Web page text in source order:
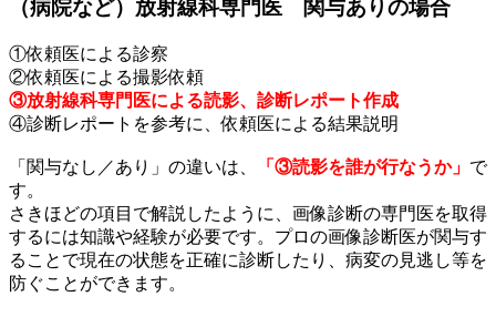
（病院など）放射線科専門医 関与ありの場合
①依頼医による診察
②依頼医による撮影依頼
③放射線科専門医による読影、診断レポート作成
④診断レポートを参考に、依頼医による結果説明
「関与なし／あり」の違いは、 「③読影を誰が行なうか」 で
す。
さきほどの項目で解説したように、画像診断の専門医を取得
するには知識や経験が必要です。プロの画像診断医が関与す
ることで現在の状態を正確に診断したり、病変の見逃し等を
防ぐことができます。